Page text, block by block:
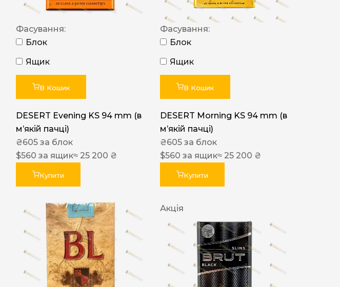
Фасування:
Блок
Ящик
В Кошик
DESERT Evening KS 94 mm (в
мʼякій пачці)
₴605 за блок
$560 за ящик≈ 25 200 ₴
Купити
Фасування:
Блок
Ящик
В Кошик
DESERT Morning KS 94 mm (в
мʼякій пачці)
₴605 за блок
$560 за ящик≈ 25 200 ₴
Купити
Акція